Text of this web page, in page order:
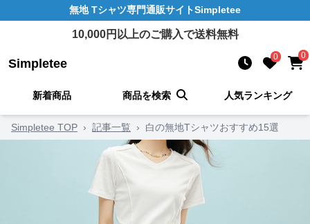
無地 Tシャツ専門通販サイトSimpletee
10,000円以上のご購入で送料無料
Simpletee 0 0
新着商品 商品を検索 人気ランキング
Simpletee TOP › 記事一覧 › 白の無地Tシャツおすすめ15選